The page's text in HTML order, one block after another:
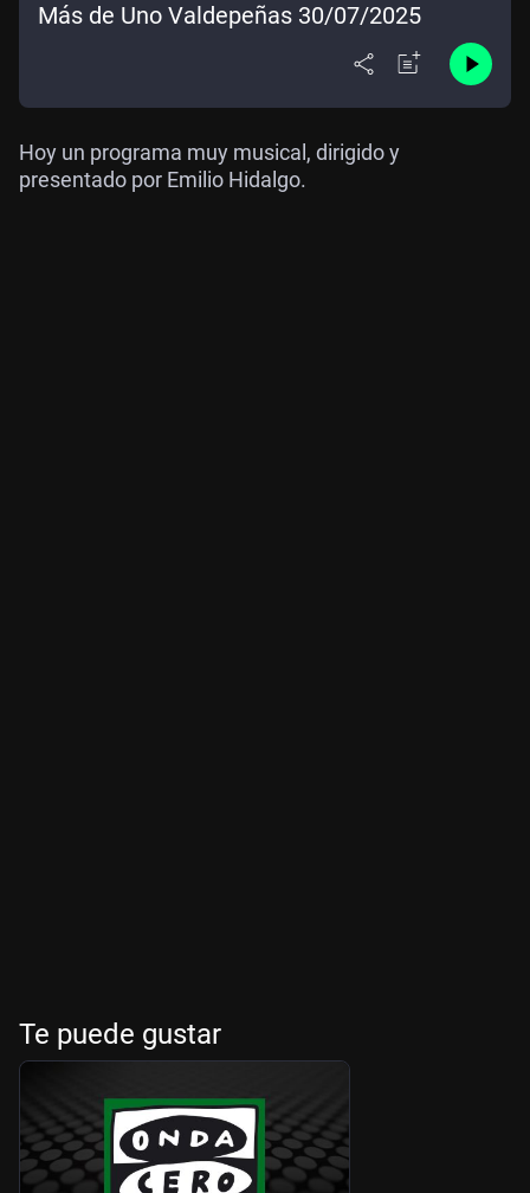
Más de Uno Valdepeñas 30/07/2025
Hoy un programa muy musical, dirigido y
presentado por Emilio Hidalgo.
Te puede gustar